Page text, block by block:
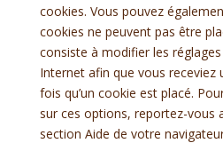
cookies. Vous pouvez
cookies ne peuvent pas être
consiste à modifier les
Internet afin que vous receviez
fois qu’un cookie est placé.
sur ces options, reportez-vous
section Aide de votre